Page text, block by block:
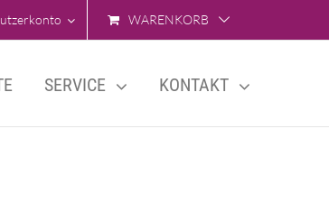
WARENKORB
SERVICE KONTAKT